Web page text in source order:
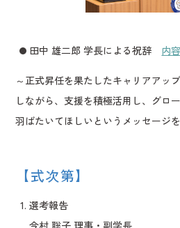
田中 雄二郎 学長による祝辞 内
～正式昇任を果たしたキャリアアッ
しながら、支援を積極活用し、グロ
羽ばたいてほしいというメッセージ
【式次第】
選考報告
今村 聡子 理事・副学長